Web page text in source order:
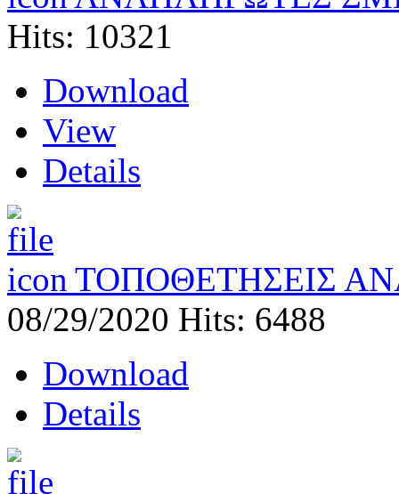
Hits: 10321
Download
View
Details
ΤΟΠΟΘΕΤΗΣΕΙΣ
08/29/2020 Hits: 6488
Download
Details